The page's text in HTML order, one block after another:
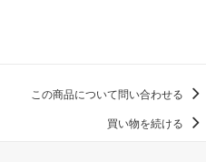
この商品について問い合わせる
買い物を続ける